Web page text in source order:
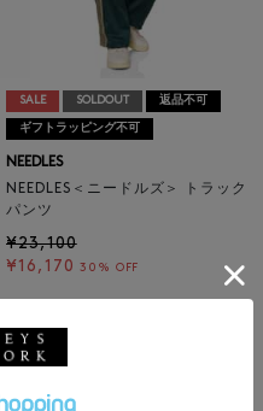
SALE SOLDOUT 返品不可
ギフトラッピング不可
NEEDLES
NEEDLES＜ニードルズ＞ トラック
パンツ
¥23,100
¥16,170 30% OFF